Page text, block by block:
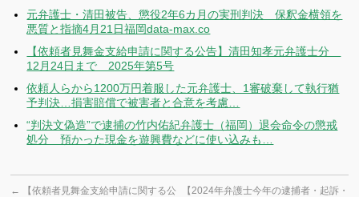
元弁護士・清田被告、懲役2年6カ月の実刑判決 保釈金横領を
悪質と指摘4月21日福岡data-max.co
【依頼者見舞金支給申請に関する公告】清田知孝元弁護士分
12月24日まで 2025年第5号
依頼人らから1200万円着服した元弁護士、1審破棄して執行猶
予判決…損害賠償で被害者と合意を考慮…
“判決文偽造”で逮捕の竹内佑紀弁護士（福岡）退会命令の懲戒
処分 預かった現金を遊興費などに使い込みも…
←
【依頼者見舞金支給申請に関する公
【2024年弁護士今年の逮捕者・起訴・